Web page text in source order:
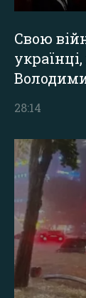
Свою
28:14